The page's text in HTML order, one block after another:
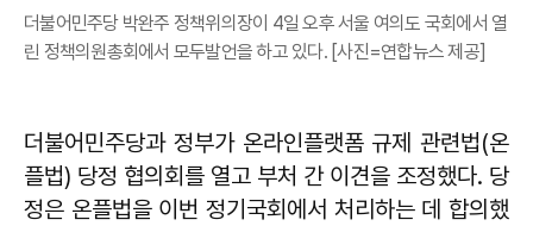
더불어민주당 박완주 정책위의장이 4일 오후 서울 여의도 국회에서 열
린 정책의원총회에서 모두발언을 하고 있다. [사진=연합뉴스 제공]
더불어민주당과 정부가 온라인플랫폼 규제 관련법(온
플법) 당정 협의회를 열고 부처 간 이견을 조정했다. 당
정은 온플법을 이번 정기국회에서 처리하는 데 합의했